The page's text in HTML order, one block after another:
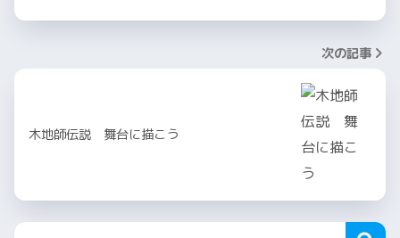
次の記事
木地師伝説 舞台に描こう